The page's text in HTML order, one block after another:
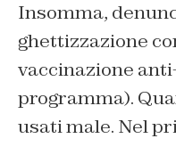
Insomma,
ghettizzazione
vaccinazione
programma).
usati male. Nel